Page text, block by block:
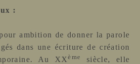
:
ambition de donner la parole
dans une écriture de création
Au XXème
siècle, elle